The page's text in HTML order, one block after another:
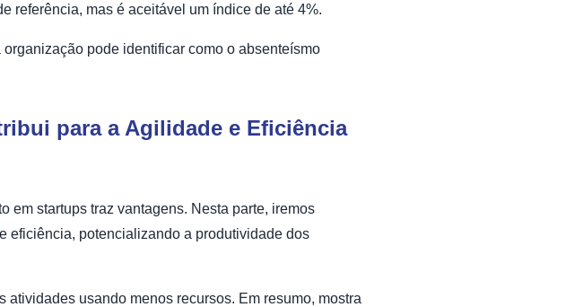
referência, mas é aceitável um índice de até 4%.
pode identificar como o absenteísmo
para a Agilidade e Eficiência
em startups traz vantagens. Nesta parte, iremos
eficiência, potencializando a produtividade dos
usando menos recursos. Em resumo, mostra